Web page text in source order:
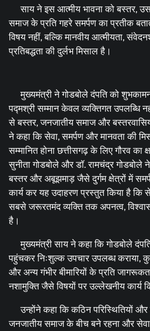
साय ने इस आत्मीय भावना को बस्तर,
समाज के प्रति गहरे समर्पण का प्रतीक
विषय नहीं, बल्कि मानवीय आत्मीयता,
प्रतिबद्धता की दुर्लभ मिसाल है।
मुख्यमंत्री ने गोडबोले दंपति को
पद्मश्री सम्मान केवल व्यक्तिगत उपलब्धि
से बस्तर, जनजातीय समाज और
ने कहा कि सेवा, समर्पण और मानवता की
सम्मानित होना छत्तीसगढ़ के लिए गौरव का
सुनीता गोडबोले और डॉ. रामचंद्र
बस्तर और अबूझमाड़ जैसे दुर्गम क्षेत्रों में
कार्य कर यह उदाहरण प्रस्तुत किया है कि
सबसे जरूरतमंद व्यक्ति तक अपनत्व,
है।
मुख्यमंत्री साय ने कहा कि गोडबोले
पहुंचकर निःशुल्क उपचार उपलब्ध कराया,
और अन्य गंभीर बीमारियों के प्रति
नशामुक्ति जैसे विषयों पर उल्लेखनीय कार्य
उन्होंने कहा कि कठिन परिस्थितियों
जनजातीय समाज के बीच बने रहना और